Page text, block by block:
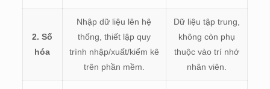
2. Số
hóa
Nhập dữ liệu lên hệ
thống, thiết lập quy
trình nhập/xuất/kiểm kê
trên phần mềm.
Dữ liệu tập trung,
không còn phụ
thuộc vào trí nhớ
nhân viên.